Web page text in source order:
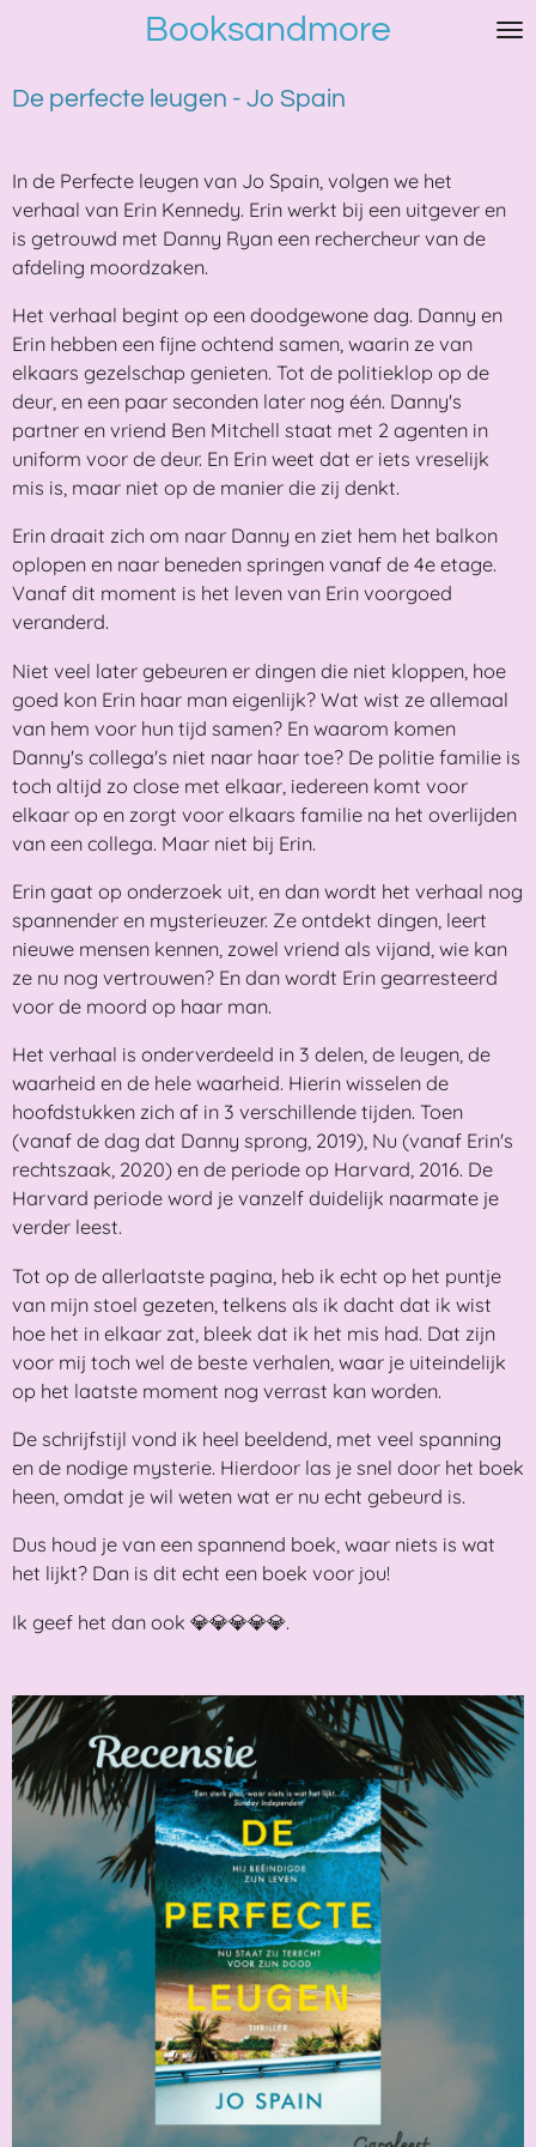
de
Booksandmore
De perfecte leugen - Jo Spain
In de Perfecte leugen van Jo Spain, volgen we het
verhaal van Erin Kennedy. Erin werkt bij een uitgever en
is getrouwd met Danny Ryan een rechercheur van de
afdeling moordzaken.
Het verhaal begint op een doodgewone dag. Danny en
Erin hebben een fijne ochtend samen, waarin ze van
elkaars gezelschap genieten. Tot de politieklop op de
deur, en een paar seconden later nog één. Danny's
partner en vriend Ben Mitchell staat met 2 agenten in
uniform voor de deur. En Erin weet dat er iets vreselijk
mis is, maar niet op de manier die zij denkt.
Erin draait zich om naar Danny en ziet hem het balkon
oplopen en naar beneden springen vanaf de 4e etage.
Vanaf dit moment is het leven van Erin voorgoed
veranderd.
Niet veel later gebeuren er dingen die niet kloppen, hoe
goed kon Erin haar man eigenlijk? Wat wist ze allemaal
van hem voor hun tijd samen? En waarom komen
Danny's collega's niet naar haar toe? De politie familie is
toch altijd zo close met elkaar, iedereen komt voor
elkaar op en zorgt voor elkaars familie na het overlijden
van een collega. Maar niet bij Erin.
Erin gaat op onderzoek uit, en dan wordt het verhaal nog
spannender en mysterieuzer. Ze ontdekt dingen, leert
nieuwe mensen kennen, zowel vriend als vijand, wie kan
ze nu nog vertrouwen? En dan wordt Erin gearresteerd
voor de moord op haar man.
Het verhaal is onderverdeeld in 3 delen, de leugen, de
waarheid en de hele waarheid. Hierin wisselen de
hoofdstukken zich af in 3 verschillende tijden. Toen
(vanaf de dag dat Danny sprong, 2019), Nu (vanaf Erin's
rechtszaak, 2020) en de periode op Harvard, 2016. De
Harvard periode word je vanzelf duidelijk naarmate je
verder leest.
Tot op de allerlaatste pagina, heb ik echt op het puntje
van mijn stoel gezeten, telkens als ik dacht dat ik wist
hoe het in elkaar zat, bleek dat ik het mis had. Dat zijn
voor mij toch wel de beste verhalen, waar je uiteindelijk
op het laatste moment nog verrast kan worden.
De schrijfstijl vond ik heel beeldend, met veel spanning
en de nodige mysterie. Hierdoor las je snel door het boek
heen, omdat je wil weten wat er nu echt gebeurd is.
Dus houd je van een spannend boek, waar niets is wat
het lijkt? Dan is dit echt een boek voor jou!
Ik geef het dan ook 💎💎💎💎💎.